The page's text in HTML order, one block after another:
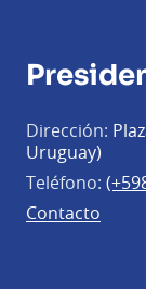
Dirección:
Uruguay)
Teléfono:
Contacto